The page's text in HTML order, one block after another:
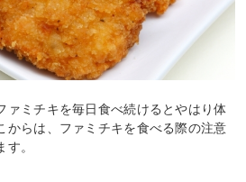
ァミチキを毎日食べ続けるとやはり体
からは、ファミチキを食べる際の注意
。